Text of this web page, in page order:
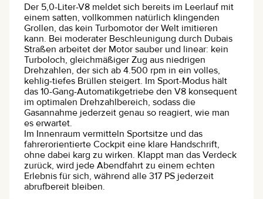
Der 5,0-Liter-V8 meldet sich bereits im Leerlauf mit
einem satten, vollkommen natürlich klingenden
Grollen, das kein Turbomotor der Welt imitieren
kann. Bei moderater Beschleunigung durch Dubais
Straßen arbeitet der Motor sauber und linear: kein
Turboloch, gleichmäßiger Zug aus niedrigen
Drehzahlen, der sich ab 4.500 rpm in ein volles,
kehlig-tiefes Brüllen steigert. Im Sport-Modus hält
das 10-Gang-Automatikgetriebe den V8 konsequent
im optimalen Drehzahlbereich, sodass die
Gasannahme jederzeit genau so reagiert, wie man
es erwartet.
Im Innenraum vermitteln Sportsitze und das
fahrerorientierte Cockpit eine klare Handschrift,
ohne dabei karg zu wirken. Klappt man das Verdeck
zurück, wird jede Abendfahrt zu einem echten
Erlebnis für sich, während alle 317 PS jederzeit
abrufbereit bleiben.